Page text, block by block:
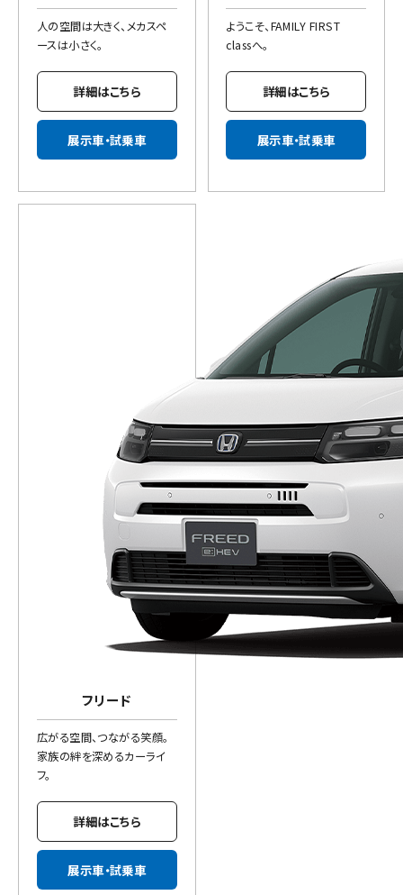
人の空間は大きく、メカスペ
ースは小さく。
詳細はこちら
展示車・試乗車
ようこそ、FAMILY FIRST
classへ。
詳細はこちら
展示車・試乗車
フリード
広がる空間、つながる笑顔。
家族の絆を深めるカーライ
フ。
詳細はこちら
展示車・試乗車